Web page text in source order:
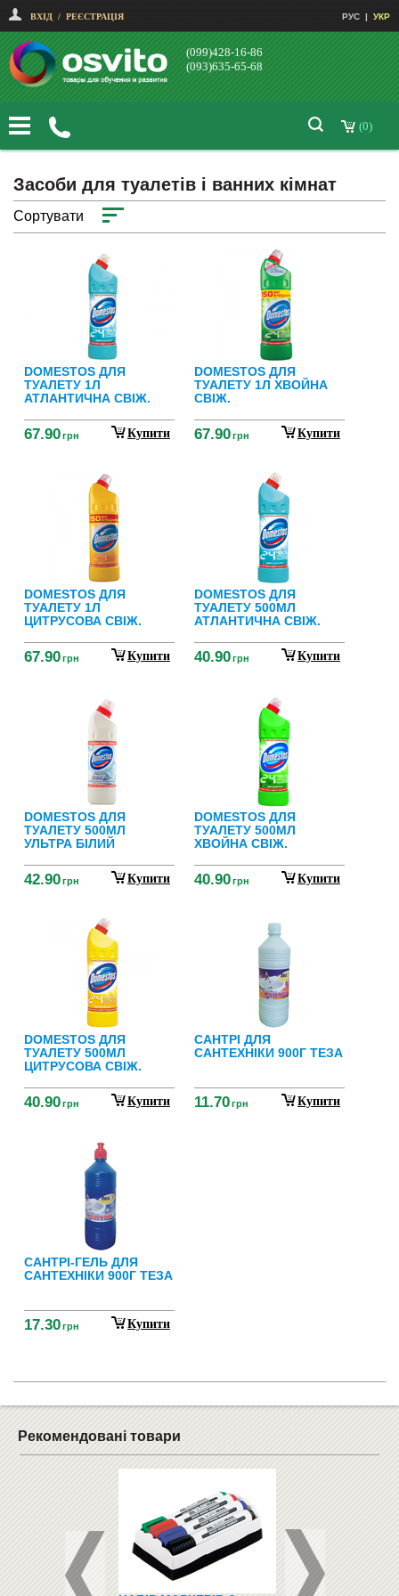
ВХІД / РЕЄСТРАЦІЯ РУС | УКР
(099)428-16-86
(093)635-65-68
(0)
Засоби для туалетів і ванних кімнат
Сортувати
DOMESTOS ДЛЯ
ТУАЛЕТУ 1Л
АТЛАНТИЧНА СВІЖ.
67.90грн Купити
DOMESTOS ДЛЯ
ТУАЛЕТУ 1Л ХВОЙНА
СВІЖ.
67.90грн Купити
DOMESTOS ДЛЯ
ТУАЛЕТУ 1Л
ЦИТРУСОВА СВІЖ.
67.90грн Купити
DOMESTOS ДЛЯ
ТУАЛЕТУ 500МЛ
АТЛАНТИЧНА СВІЖ.
40.90грн Купити
DOMESTOS ДЛЯ
ТУАЛЕТУ 500МЛ
УЛЬТРА БІЛИЙ
42.90грн Купити
DOMESTOS ДЛЯ
ТУАЛЕТУ 500МЛ
ХВОЙНА СВІЖ.
40.90грн Купити
DOMESTOS ДЛЯ
ТУАЛЕТУ 500МЛ
ЦИТРУСОВА СВІЖ.
40.90грн Купити
САНТРІ ДЛЯ
САНТЕХНІКИ 900Г ТЕЗА
11.70грн Купити
САНТРІ-ГЕЛЬ ДЛЯ
САНТЕХНІКИ 900Г ТЕЗА
17.30грн Купити
Рекомендовані товари